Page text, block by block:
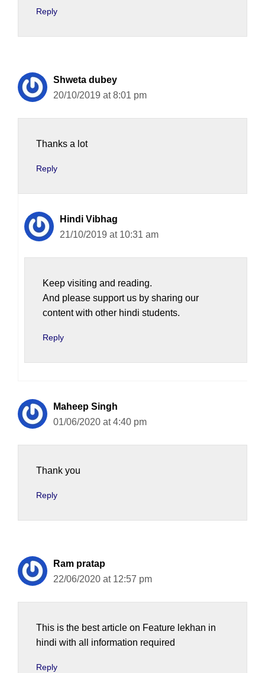
Reply
Shweta dubey
20/10/2019 at 8:01 pm
Thanks a lot
Reply
Hindi Vibhag
21/10/2019 at 10:31 am
Keep visiting and reading.
And please support us by sharing our
content with other hindi students.
Reply
Maheep Singh
01/06/2020 at 4:40 pm
Thank you
Reply
Ram pratap
22/06/2020 at 12:57 pm
This is the best article on Feature lekhan in
hindi with all information required
Reply